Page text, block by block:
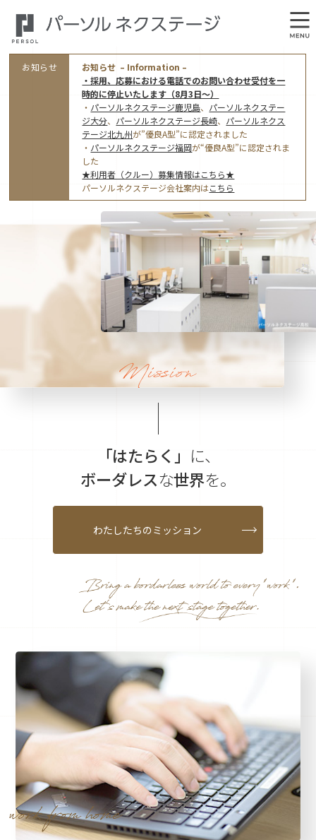
オフィス案内・アクセス
東京オフィス (管理部門のみ)
鹿児島オフィス
長崎オフィス
高松オフィス
事業モデルと仕事内容
ワークスタイル
指定就労継続支援Ａ型事業所にかかる情報公表
利用者（クルー）募集
支援スタッフ（タレント）
利用者（クルー）データ
支援スタッフ（タレント） データ
お知らせ
お知らせ – Information –
・採用、応募における電話でのお問い合わせ受付を一
時的に停止いたします（8月3日～）
・ パーソルネクステージ鹿児島、 パーソルネクステー
ジ大分、 パーソルネクステージ長崎、 パーソルネクス
テージ北九州が”優良A型”に認定されました
・ パーソルネクステージ福岡が“優良A型”に認定されま
した
★利用者（クルー）募集情報はこちら★
パーソルネクステージ会社案内はこちら
「はたらく」 に、
ボーダレスな世界を。
わたしたちのミッション